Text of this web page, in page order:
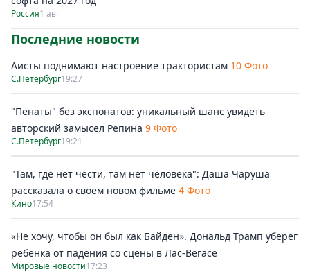
Россия1 авг
Последние новости
Аисты поднимают настроение трактористам 10 Фото
С.Петербург19:27
"Пенаты" без экспонатов: уникальный шанс увидеть
авторский замысел Репина 9 Фото
С.Петербург19:21
"Там, где нет чести, там нет человека": Даша Чаруша
рассказала о своём новом фильме 4 Фото
Кино17:54
«Не хочу, чтобы он был как Байден». Дональд Трамп уберег
ребенка от падения со сцены в Лас-Вегасе
Мировые новости17:23